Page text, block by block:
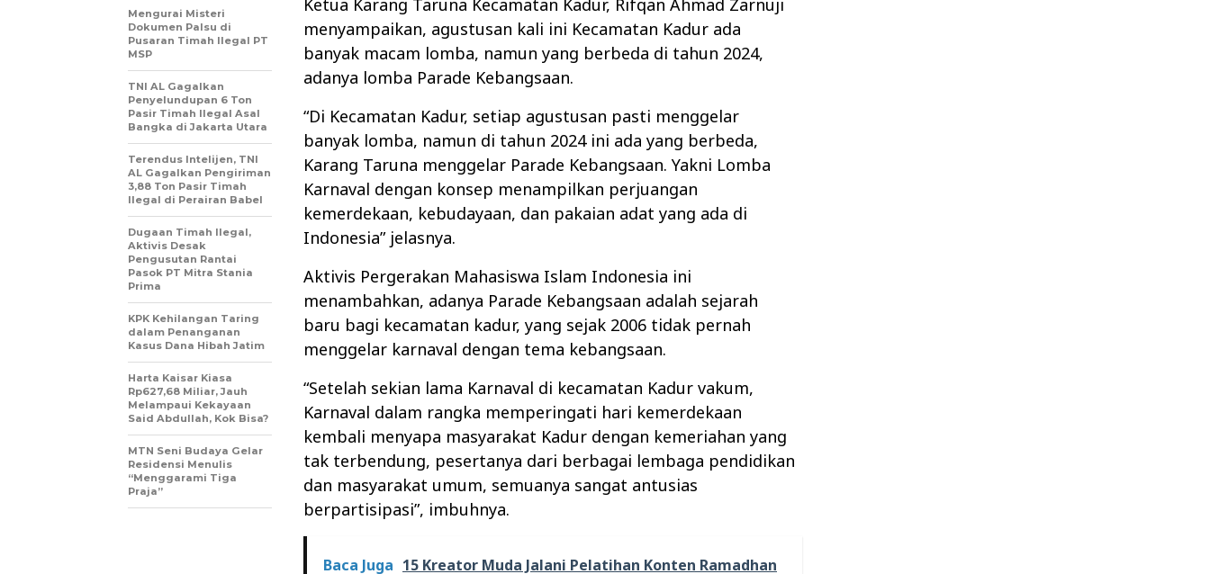
menyampaikan, agustusan kali ini Kecamatan Kadur ada
banyak macam lomba, namun yang berbeda di tahun 2024,
adanya lomba Parade Kebangsaan.
“Di Kecamatan Kadur, setiap agustusan pasti menggelar
banyak lomba, namun di tahun 2024 ini ada yang berbeda,
Karang Taruna menggelar Parade Kebangsaan. Yakni Lomba
Karnaval dengan konsep menampilkan perjuangan
kemerdekaan, kebudayaan, dan pakaian adat yang ada di
Indonesia” jelasnya.
Aktivis Pergerakan Mahasiswa Islam Indonesia ini
menambahkan, adanya Parade Kebangsaan adalah sejarah
baru bagi kecamatan kadur, yang sejak 2006 tidak pernah
menggelar karnaval dengan tema kebangsaan.
“Setelah sekian lama Karnaval di kecamatan Kadur vakum,
Karnaval dalam rangka memperingati hari kemerdekaan
kembali menyapa masyarakat Kadur dengan kemeriahan yang
tak terbendung, pesertanya dari berbagai lembaga pendidikan
dan masyarakat umum, semuanya sangat antusias
berpartisipasi”, imbuhnya.
Baca Juga 15 Kreator Muda Jalani Pelatihan Konten Ramadhan
Mengurai Misteri
Dokumen Palsu di
Pusaran Timah Ilegal PT
MSP
TNI AL Gagalkan
Penyelundupan 6 Ton
Pasir Timah Ilegal Asal
Bangka di Jakarta Utara
Terendus Intelijen, TNI
AL Gagalkan Pengiriman
3,88 Ton Pasir Timah
Ilegal di Perairan Babel
Dugaan Timah Ilegal,
Aktivis Desak
Pengusutan Rantai
Pasok PT Mitra Stania
Prima
KPK Kehilangan Taring
dalam Penanganan
Kasus Dana Hibah Jatim
Harta Kaisar Kiasa
Rp627,68 Miliar, Jauh
Melampaui Kekayaan
Said Abdullah, Kok Bisa?
MTN Seni Budaya Gelar
Residensi Menulis
“Menggarami Tiga
Praja”